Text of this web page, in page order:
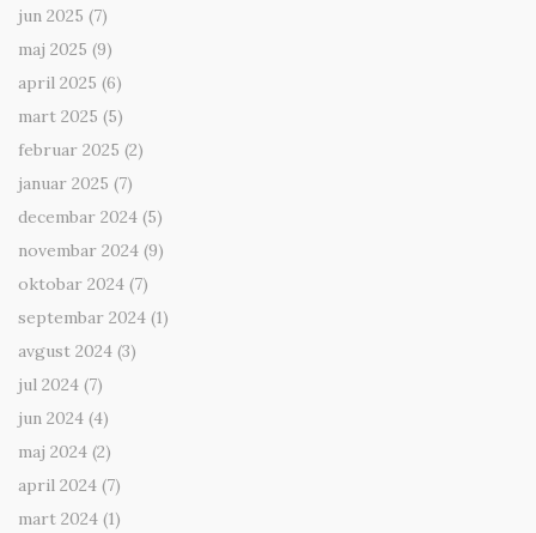
jun 2025 (7)
maj 2025 (9)
april 2025 (6)
mart 2025 (5)
februar 2025 (2)
januar 2025 (7)
decembar 2024 (5)
novembar 2024 (9)
oktobar 2024 (7)
septembar 2024 (1)
avgust 2024 (3)
jul 2024 (7)
jun 2024 (4)
maj 2024 (2)
april 2024 (7)
mart 2024 (1)